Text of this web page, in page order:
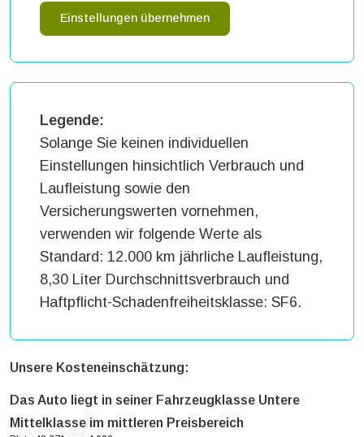
Einstellungen übernehmen
Legende:
Solange Sie keinen individuellen
Einstellungen hinsichtlich Verbrauch und
Laufleistung sowie den
Versicherungswerten vornehmen,
verwenden wir folgende Werte als
Standard: 12.000 km jährliche Laufleistung,
8,30 Liter Durchschnittsverbrauch und
Haftpflicht-Schadenfreiheitsklasse: SF6.
Unsere Kosteneinschätzung:
Das Auto liegt in seiner Fahrzeugklasse Untere
Mittelklasse im mittleren Preisbereich